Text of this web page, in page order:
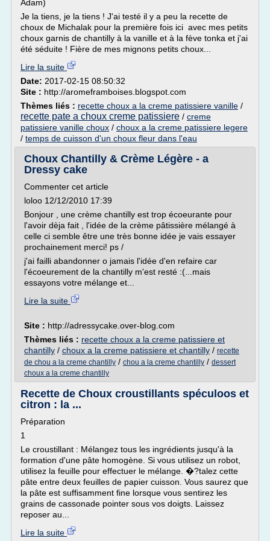
Adam)
Je la tiens, je la tiens ! J'ai testé il y a peu la recette de
choux de Michalak pour la première fois ici avec mes petits
choux garnis de chantilly à la vanille et à la fève tonka et j'ai
été séduite ! Fière de mes mignons petits choux...
Lire la suite
Date: 2017-02-15 08:50:32
Site : http://aromeframboises.blogspot.com
Thèmes liés : recette choux a la creme patissiere vanille /
recette pate a choux creme patissiere / creme
patissiere vanille choux / choux a la creme patissiere legere
/ temps de cuisson d'un choux fleur dans l'eau
Choux Chantilly & Crème Légère - a
Dressy cake
Commenter cet article
loloo 12/12/2010 17:39
Bonjour , une crème chantilly est trop écoeurante pour
l'avoir dèja fait , l'idée de la crème pâtissière mélangé à
celle ci semble être une très bonne idée je vais essayer
prochainement merci! ps /
j'ai failli abandonner o jamais l'idée d'en refaire car
l'écoeurement de la chantilly m'est resté :(...mais
essayons votre mélange et...
Lire la suite
Site : http://adressycake.over-blog.com
Thèmes liés : recette choux a la creme patissiere et
chantilly / choux a la creme patissiere et chantilly / recette
de chou a la creme chantilly / chou a la creme chantilly / dessert
choux a la creme chantilly
Recette de Choux croustillants spéculoos et
citron : la ...
Préparation
1
Le croustillant : Mélangez tous les ingrédients jusqu'à la
formation d'une pâte homogène. Si vous utilisez un robot,
utilisez la feuille pour effectuer le mélange. �?talez cette
pâte entre deux feuilles de papier cuisson. Vous saurez que
la pâte est suffisamment fine lorsque vous sentirez les
grains de cassonade pointer sous vos doigts. Laissez
reposer au...
Lire la suite